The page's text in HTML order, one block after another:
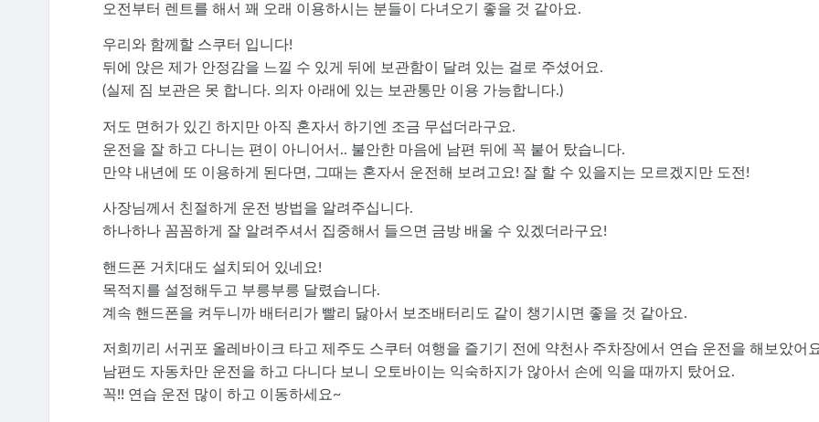
오전부터 렌트를 해서 꽤 오래 이용하시는 분들이 다녀오기 좋을 것 같아요.
우리와 함께할 스쿠터 입니다!
뒤에 앉은 제가 안정감을 느낄 수 있게 뒤에 보관함이 달려 있는 걸로 주셨어요.
(실제 짐 보관은 못 합니다. 의자 아래에 있는 보관통만 이용 가능합니다.)
저도 면허가 있긴 하지만 아직 혼자서 하기엔 조금 무섭더라구요.
운전을 잘 하고 다니는 편이 아니어서.. 불안한 마음에 남편 뒤에 꼭 붙어 탔습니다.
만약 내년에 또 이용하게 된다면, 그때는 혼자서 운전해 보려고요! 잘 할 수 있을지는 모르겠지만 도전!
사장님께서 친절하게 운전 방법을 알려주십니다.
하나하나 꼼꼼하게 잘 알려주셔서 집중해서 들으면 금방 배울 수 있겠더라구요!
핸드폰 거치대도 설치되어 있네요!
목적지를 설정해두고 부릉부릉 달렸습니다.
계속 핸드폰을 켜두니까 배터리가 빨리 닳아서 보조배터리도 같이 챙기시면 좋을 것 같아요.
저희끼리 서귀포 올레바이크 타고 제주도 스쿠터 여행을 즐기기 전에 약천사 주차장에서 연습 운전을 해보았어
남편도 자동차만 운전을 하고 다니다 보니 오토바이는 익숙하지가 않아서 손에 익을 때까지 탔어요.
꼭!! 연습 운전 많이 하고 이동하세요~